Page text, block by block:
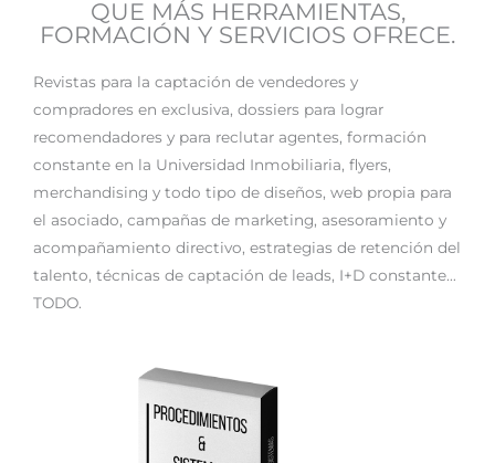
QUE MÁS HERRAMIENTAS,
FORMACIÓN Y SERVICIOS OFRECE.
Revistas para la captación de vendedores y
compradores en exclusiva, dossiers para lograr
recomendadores y para reclutar agentes, formación
constante en la Universidad Inmobiliaria, flyers,
merchandising y todo tipo de diseños, web propia para
el asociado, campañas de marketing, asesoramiento y
acompañamiento directivo, estrategias de retención del
talento, técnicas de captación de leads, I+D constante…
TODO.